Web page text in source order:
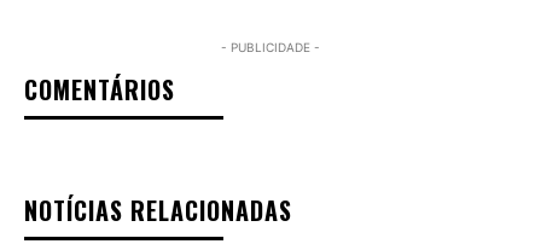
- PUBLICIDADE -
COMENTÁRIOS
NOTÍCIAS RELACIONADAS